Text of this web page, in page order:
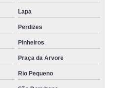
Lapa
Perdizes
Pinheiros
Praça da Arvore
Rio Pequeno